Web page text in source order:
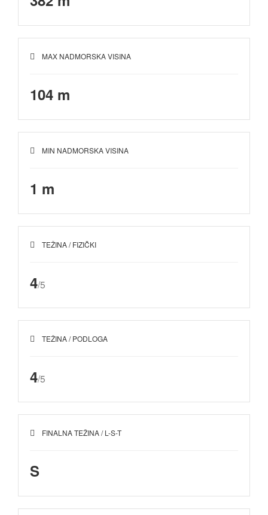
MAX NADMORSKA VISINA
104 m
MIN NADMORSKA VISINA
1 m
TEŽINA / FIZIČKI
4/5
TEŽINA / PODLOGA
4/5
FINALNA TEŽINA / L-S-T
S